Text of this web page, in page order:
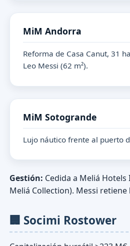
MiM Andorra
Reforma de Casa Canut, 31
Leo Messi (62 m²).
MiM Sotogrande
Lujo náutico frente al puerto
Gestión: Cedida a Meliá
Meliá Collection). Messi
🏢 Socimi Rostower